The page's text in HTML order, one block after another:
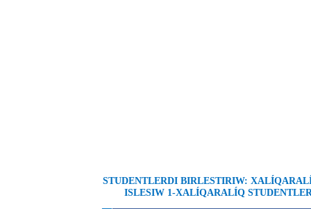
STUDENTLERDI BIRLESTIRIW:
ISLESIW 1-XALÍQARALÍQ